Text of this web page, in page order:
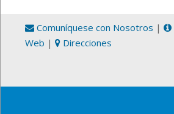
Comuníquese con Nosotros |
Web | Direcciones